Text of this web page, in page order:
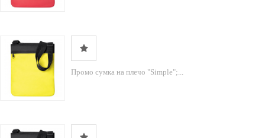
Промо сумка на плечо "Simple";...